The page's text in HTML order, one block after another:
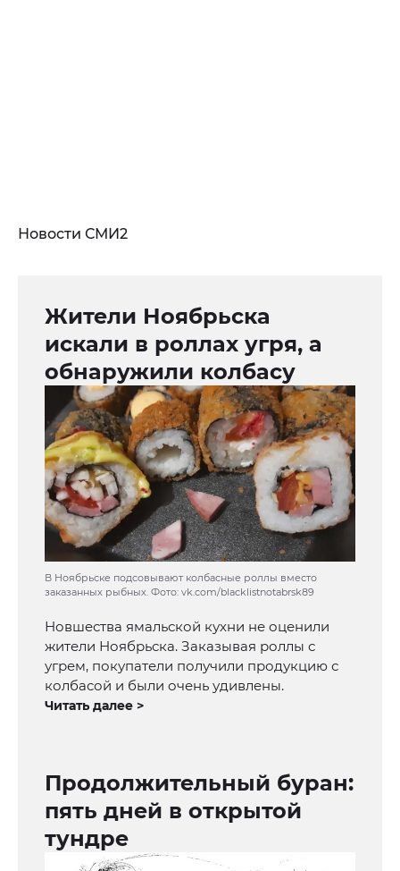
Новости СМИ2
Жители Ноябрьска
искали в роллах угря, а
обнаружили колбасу
В Ноябрьске подсовывают колбасные роллы вместо
заказанных рыбных. Фото: vk.com/blacklistnotabrsk89
Новшества ямальской кухни не оценили
жители Ноябрьска. Заказывая роллы с
угрем, покупатели получили продукцию с
колбасой и были очень удивлены.
Читать далее >
Продолжительный буран:
пять дней в открытой
тундре